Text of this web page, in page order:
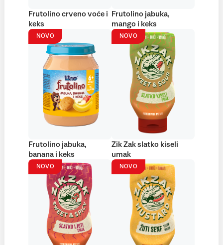
Frutolino crveno voće i
keks
Frutolino jabuka,
mango i keks
NOVO
Frutolino jabuka,
banana i keks
NOVO
Zik Zak slatko kiseli
umak
NOVO NOVO